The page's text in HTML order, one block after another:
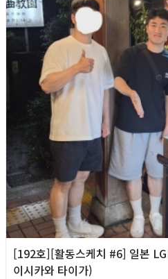
[192호][활동스케치 #6] 일본
이시카와 타이가)